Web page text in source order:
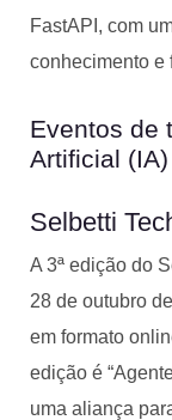
FastAPI, com
conhecimento e
Eventos de
Artificial (IA)
Selbetti
A 3ª edição do
28 de outubro
em formato
edição é
uma aliança